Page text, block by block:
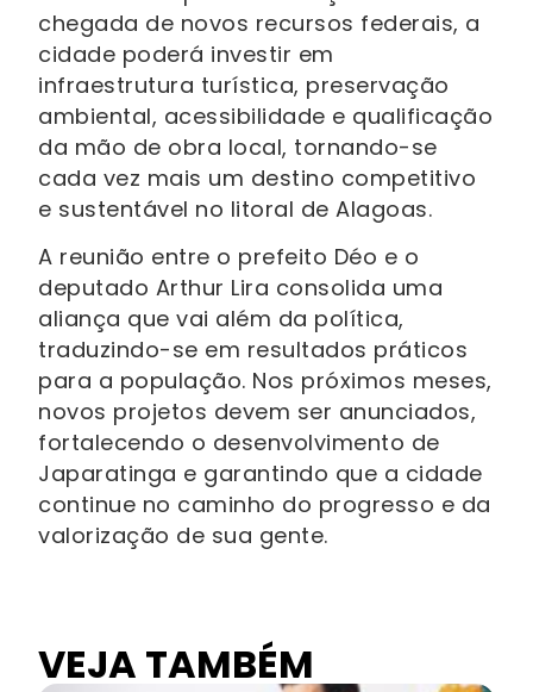
chegada de novos recursos federais, a
cidade poderá investir em
infraestrutura turística, preservação
ambiental, acessibilidade e qualificação
da mão de obra local, tornando-se
cada vez mais um destino competitivo
e sustentável no litoral de Alagoas.
A reunião entre o prefeito Déo e o
deputado Arthur Lira consolida uma
aliança que vai além da política,
traduzindo-se em resultados práticos
para a população. Nos próximos meses,
novos projetos devem ser anunciados,
fortalecendo o desenvolvimento de
Japaratinga e garantindo que a cidade
continue no caminho do progresso e da
valorização de sua gente.
VEJA TAMBÉM